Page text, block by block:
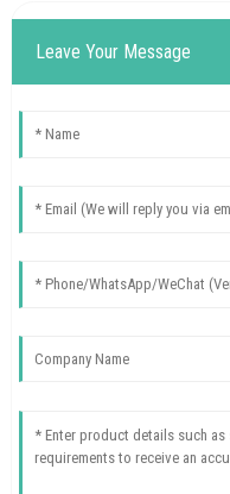
Leave Your Message